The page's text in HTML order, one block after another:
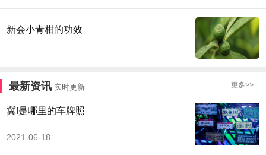
新会小青柑的功效
最新资讯 实时更新 更多>>
冀f是哪里的车牌照
2021-06-18